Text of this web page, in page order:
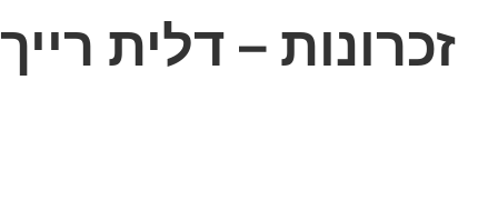
זכרונות – דלית רייך